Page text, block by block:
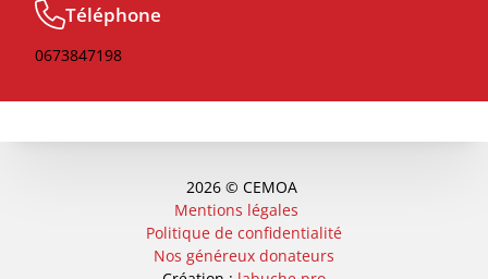
Téléphone
0673847198
2026 © CEMOA
Mentions légales
Politique de confidentialité
Nos généreux donateurs